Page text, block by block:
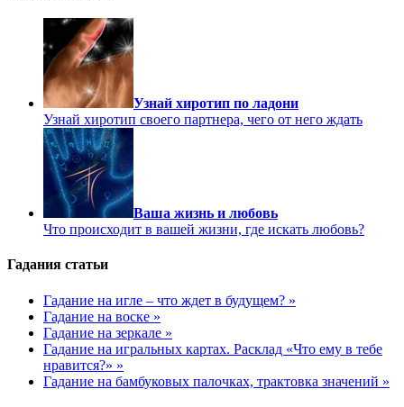
Узнай хиротип по ладони
Узнай хиротип своего партнера, чего от него ждать
Ваша жизнь и любовь
Что происходит в вашей жизни, где искать любовь?
Гадания статьи
Гадание на игле – что ждет в будущем? »
Гадание на воске »
Гадание на зеркале »
Гадание на игральных картах. Расклад «Что ему в тебе
нравится?» »
Гадание на бамбуковых палочках, трактовка значений »